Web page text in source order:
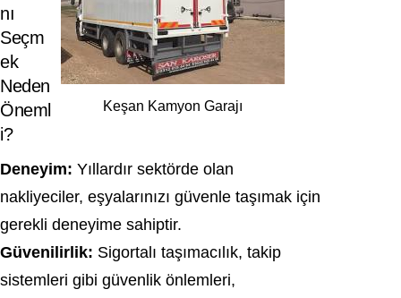
Keşan Kamyon Garajı
nı
Seçm
ek
Neden
Öneml
i?
Deneyim: Yıllardır sektörde olan
nakliyeciler, eşyalarınızı güvenle taşımak için
gerekli deneyime sahiptir.
Güvenilirlik: Sigortalı taşımacılık, takip
sistemleri gibi güvenlik önlemleri,